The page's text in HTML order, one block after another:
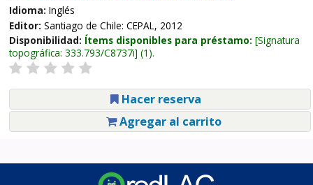
Idioma: Inglés
Editor: Santiago de Chile: CEPAL, 2012
Disponibilidad: Ítems disponibles para préstamo: Signatura
topográfica: 333.793/C8737i (1).
Hacer reserva
Agregar al carrito